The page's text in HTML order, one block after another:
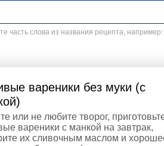
часть слова из названия рецепта, например:
вареники без муки (с
или не любите творог,
вареники с манкой на завтрак,
их сливочным маслом и